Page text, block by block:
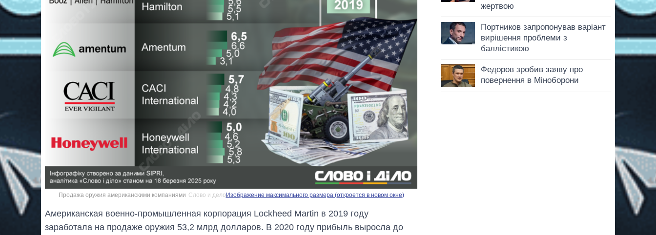
Продажа оружия американскими компаниями Слово и дело Изображение максимального размера (откроется в новом окне)
Американская военно-промышленная корпорация Lockheed Martin в 2019 году
заработала на продаже оружия 53,2 млрд долларов. В 2020 году прибыль выросла до